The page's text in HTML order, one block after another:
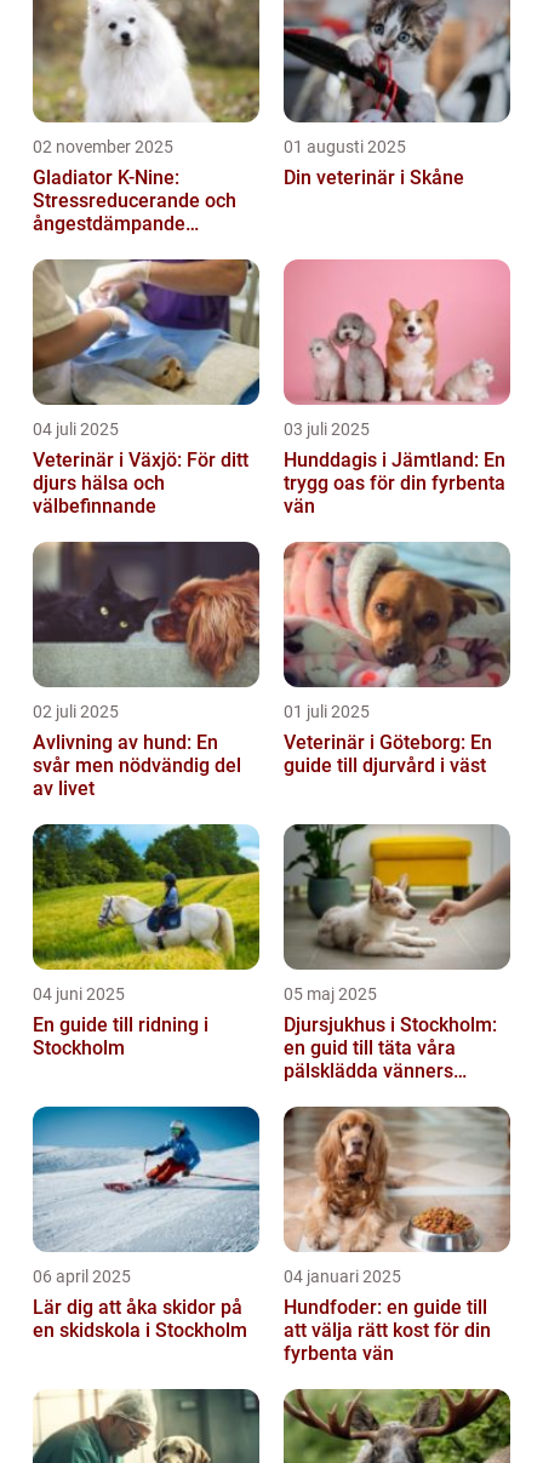
02 november 2025
Gladiator K-Nine:
Stressreducerande och
ångestdämpande
01 augusti 2025
Din veterinär i Skåne
04 juli 2025
Veterinär i Växjö: För ditt
djurs hälsa och
välbefinnande
03 juli 2025
Hunddagis i Jämtland: En
trygg oas för din fyrbenta
vän
02 juli 2025
Avlivning av hund: En
svår men nödvändig del
av livet
01 juli 2025
Veterinär i Göteborg: En
guide till djurvård i väst
04 juni 2025
En guide till ridning i
Stockholm
05 maj 2025
Djursjukhus i Stockholm:
en guid till täta våra
pälsklädda vänners
06 april 2025
Lär dig att åka skidor på
en skidskola i Stockholm
04 januari 2025
Hundfoder: en guide till
att välja rätt kost för din
fyrbenta vän